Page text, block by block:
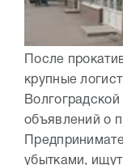
После
крупные
объявлений о
убытками,